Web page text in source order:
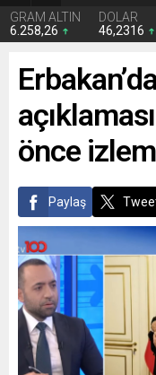
GRAM ALTIN
6.258,26
DOLAR
46,2316
önce
Paylaş